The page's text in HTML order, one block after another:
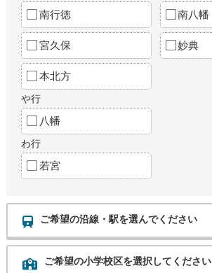
南行徳 南八幡
宮久保 妙典
本北方
や行
八幡
わ行
若宮
ご希望の沿線・駅を選んでください
ご希望の小学校区を選択してください